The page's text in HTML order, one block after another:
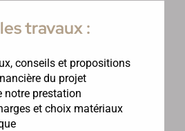
travaux :
conseils et propositions
du projet
notre prestation
et choix matériaux